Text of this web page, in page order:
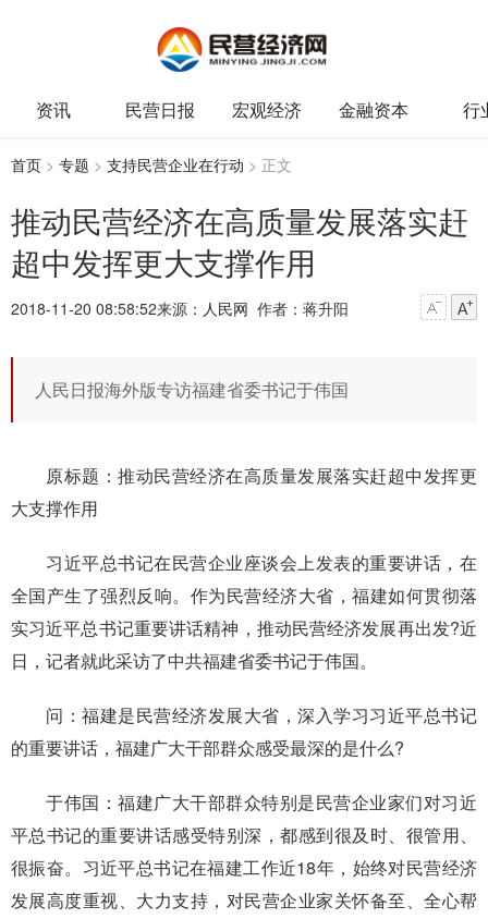
资讯 民营日报 宏观经济 金融资本 行
首页 > 专题 > 支持民营企业在行动 > 正文
推动民营经济在高质量发展落实赶
超中发挥更大支撑作用
2018-11-20 08:58:52来源： 人民网 作者：蒋升阳
人民日报海外版专访福建省委书记于伟国
原标题：推动民营经济在高质量发展落实赶超中发挥更
大支撑作用
习近平总书记在民营企业座谈会上发表的重要讲话，在
全国产生了强烈反响。作为民营经济大省，福建如何贯彻落
实习近平总书记重要讲话精神，推动民营经济发展再出发?近
日，记者就此采访了中共福建省委书记于伟国。
问：福建是民营经济发展大省，深入学习习近平总书记
的重要讲话，福建广大干部群众感受最深的是什么?
于伟国：福建广大干部群众特别是民营企业家们对习近
平总书记的重要讲话感受特别深，都感到很及时、很管用、
很振奋。习近平总书记在福建工作近18年，始终对民营经济
发展高度重视、大力支持，对民营企业家关怀备至、全心帮